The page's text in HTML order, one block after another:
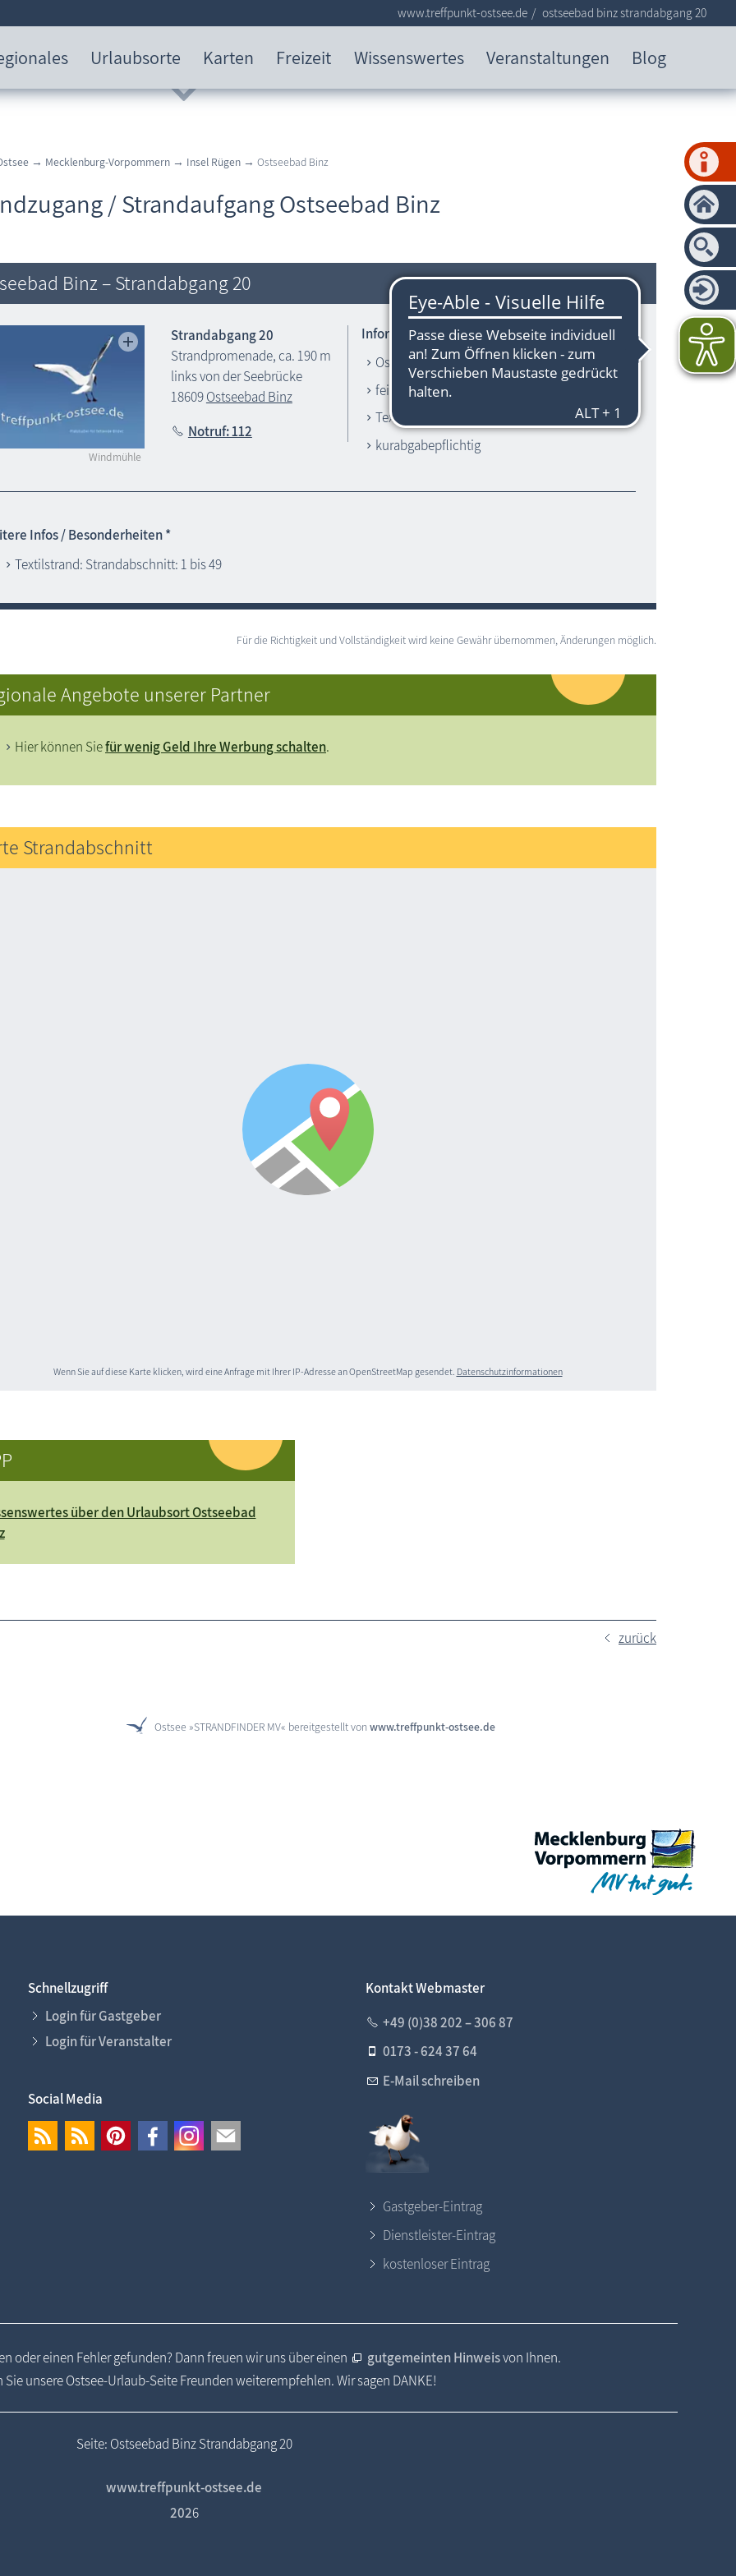
Urlaubsorte Karten Freizeit Wissenswertes Veranstaltungen Blog
www.treffpunkt-ostsee.de ostseebad binz strandabgang 20
→ Mecklenburg-Vorpommern → Insel Rügen → Ostseebad Binz
/ Strandaufgang Ostseebad Binz
Binz – Strandabgang 20
Windmühle
Strandabgang 20
Strandpromenade, ca. 190 m
links von der Seebrücke
18609Ostseebad Binz
Notruf: 112
Informationen zum Strandbereich
Ostsee
feinsandiger Strand
Textilstrand
kurabgabepflichtig
Infos / Besonderheiten *
Textilstrand: Strandabschnitt: 1 bis 49
Für die Richtigkeit und Vollständigkeit wird keine Gewähr übernommen, Änderungen möglich.
Angebote unserer Partner
Hier können Siefür wenig Geld Ihre Werbung schalten.
Strandabschnitt
Wenn Sie auf diese Karte klicken, wird eine Anfrage mit Ihrer IP-Adresse an OpenStreetMap gesendet. Datenschutzinformationen
über den Urlaubsort Ostseebad
zurück
Ostsee »STRANDFINDER MV« bereitgestellt vonwww.treffpunkt-ostsee.de
Schnellzugriff
Login für Gastgeber
Login für Veranstalter
Social Media
Kontakt Webmaster
+49 (0)38 202 – 306 87
0173 - 624 37 64
E-Mail schreiben
Gastgeber-Eintrag
Dienstleister-Eintrag
kostenloser Eintrag
oder einen Fehler gefunden? Dann freuen wir uns über einen gutgemeinten Hinweisvon Ihnen.
Sie unsere Ostsee-Urlaub-Seite Freunden weiterempfehlen. Wir sagen DANKE!
Seite: Ostseebad Binz Strandabgang 20
www.treffpunkt-ostsee.de
2026